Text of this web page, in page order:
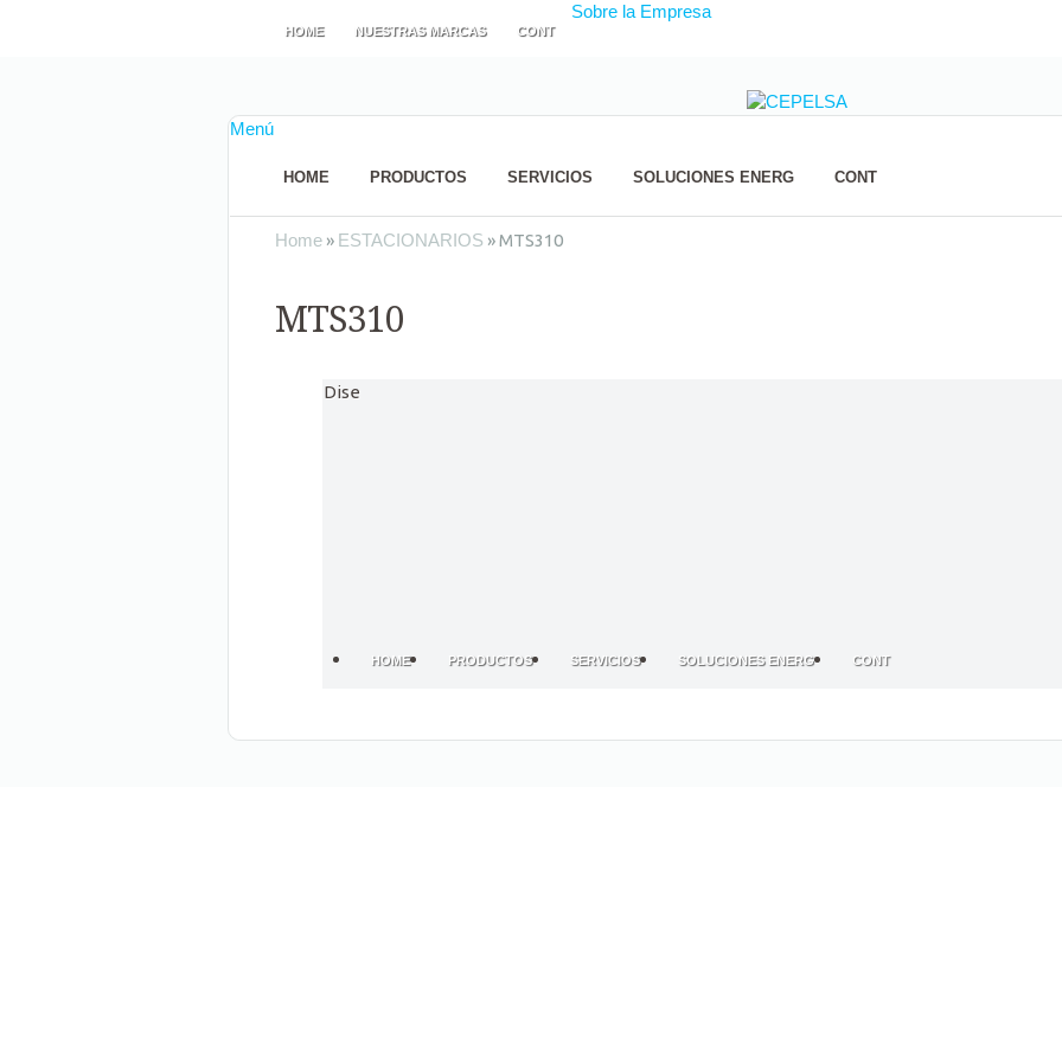
Sobre la Empresa
HOME NUESTRAS MARCAS CONT
Menú
HOME PRODUCTOS SERVICIOS SOLUCIONES ENERG CONT
Home » ESTACIONARIOS »MTS310
MTS310
Dise
HOME PRODUCTOS SERVICIOS SOLUCIONES ENERG CONT